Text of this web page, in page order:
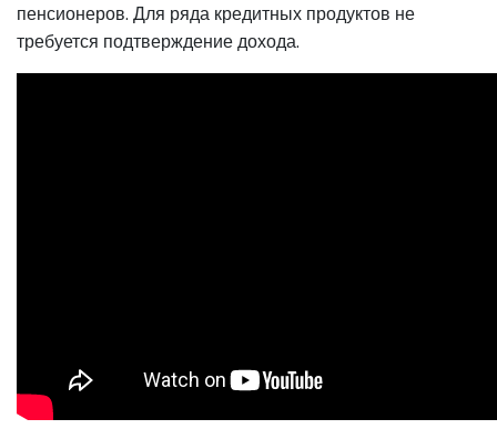
пенсионеров. Для ряда кредитных продуктов не
требуется подтверждение дохода.